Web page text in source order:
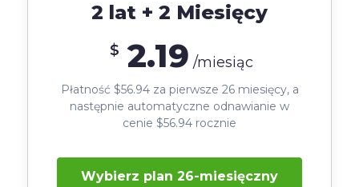
2 lat + 2 Miesięcy
$ 2.19 /miesiąc
Płatność $56.94 za pierwsze 26 miesięcy, a
następnie automatyczne odnawianie w
cenie $56.94 rocznie
Wybierz plan 26-miesięczny